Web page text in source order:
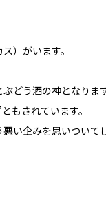
）がいます。
どう酒の神となります
もされています。
い企みを思いついて